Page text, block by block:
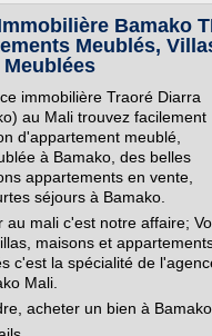
Bamako
Meublés,
immobilière Traoré Diarra
au Mali trouvez facilement
d'appartement meublé,
à Bamako, des belles
appartements en vente,
séjours à Bamako.
au mali c'est notre affaire;
maisons et
c'est la spécialité de
Mali.
acheter un bien à